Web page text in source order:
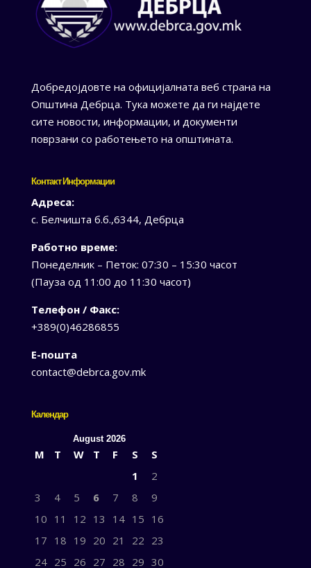
Добредојдовте на официјалната веб страна на
Општина Дебрца. Тука можете да ги најдете
сите новости, информации, и документи
поврзани со работењето на општината.
Контакт Информации
Адреса:
с. Белчишта б.б.,6344, Дебрца
Работно време:
Понеделник – Петок: 07:30 – 15:30 часот
(Пауза од 11:00 до 11:30 часот)
Телефон / Факс:
+389(0)46286855
Е-пошта
contact@debrca.gov.mk
Календар
August 2026
M T W T F S
S
1
2
3
4 5 6 7 8
9
10 11 12 13 14 15 16
17 18 19 20 21 22 23
24 25 26 27 28 29 30